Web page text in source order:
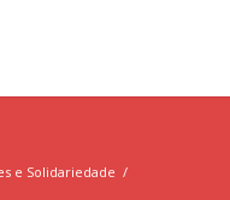
e Solidariedade /